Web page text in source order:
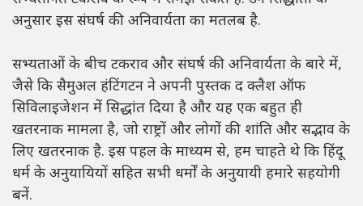
अनुसार इस संघर्ष की अनिवार्यता का मतलब है.
सभ्यताओं के बीच टकराव और संघर्ष की अनिवार्यता के बारे में,
जैसे कि सैमुअल हंटिंगटन ने अपनी पुस्तक द क्लैश ऑफ
सिविलाइजेशन में सिद्धांत दिया है और यह एक बहुत ही
खतरनाक मामला है, जो राष्ट्रों और लोगों की शांति और सद्भाव के
लिए खतरनाक है. इस पहल के माध्यम से, हम चाहते थे कि हिंदू
धर्म के अनुयायियों सहित सभी धर्मों के अनुयायी हमारे सहयोगी
बनें.